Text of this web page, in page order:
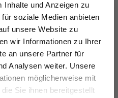
Inhalte und Anzeigen zu
soziale Medien anbieten
unsere Website zu
wir Informationen zu Ihrer
an unsere Partner für
Analysen weiter. Unsere
möglicherweise mit
Sie ihnen bereitgestellt
zu 50%